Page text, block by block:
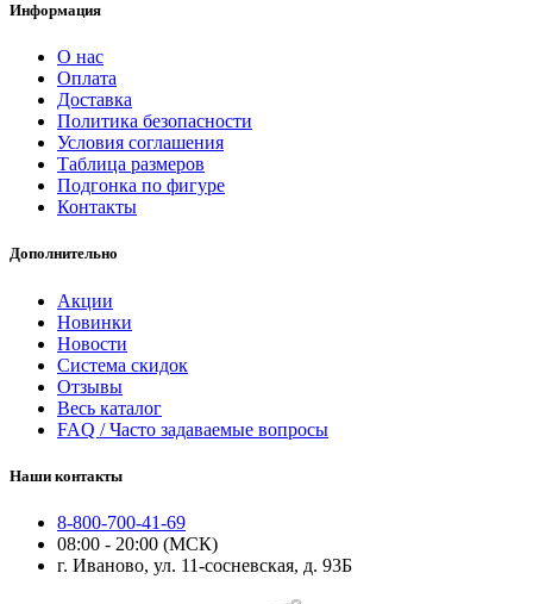
Информация
О нас
Оплата
Доставка
Политика безопасности
Условия соглашения
Таблица размеров
Подгонка по фигуре
Контакты
Дополнительно
Акции
Новинки
Новости
Система скидок
Отзывы
Весь каталог
FAQ / Часто задаваемые вопросы
Наши контакты
8-800-700-41-69
08:00 - 20:00 (МСК)
г. Иваново, ул. 11-сосневская, д. 93Б